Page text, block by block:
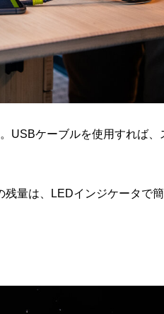
USBケーブルを使用すれば、
量は、LEDインジケータで